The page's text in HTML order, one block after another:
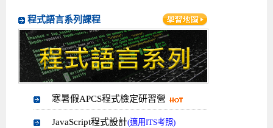
程式語言系列課程
寒暑假APCS程式檢定研習營
JavaScript程式設計(適用ITS考照)